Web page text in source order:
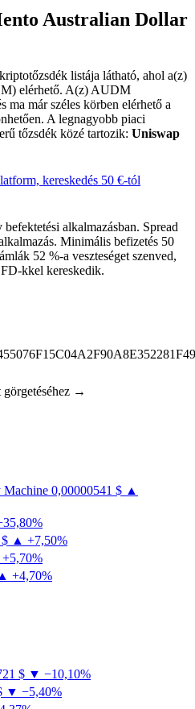
Australian Dollar
listája látható, ahol a(z)
elérhető. A(z) AUDM
ma már széles körben elérhető a
A legnagyobb piaci
tőzsdék közé tartozik: Uniswap
kereskedés 50 €-tól
alkalmazásban. Spread
Minimális befizetés 50
52 %-a veszteséget szenved,
kkel kereskedik.
→
Machine 0,00000541 $ ▲
▲ +7,50%
▲ +4,70%
$ ▼ −10,10%
▼ −5,40%